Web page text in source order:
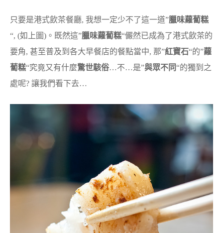
只要是港式飲茶餐廳, 我想一定少不了這一道”臘味蘿蔔糕
“, (如上圖)。既然這”臘味蘿蔔糕“儼然已成為了港式飲茶的
要角, 甚至普及到各大早餐店的餐點當中, 那”紅寶石“的”蘿
蔔糕“究竟又有什麼驚世駭俗…不…是”與眾不同“的獨到之
處呢? 讓我們看下去…